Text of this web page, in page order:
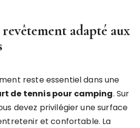
adapté aux
reste essentiel dans une
de tennis pour camping. Sur
devez privilégier une surface
et confortable. La